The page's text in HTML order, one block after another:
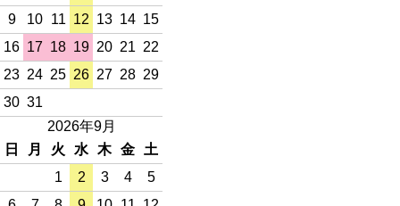
9
10 11 12 13 14 15
16 17 18 19 20 21 22
23 24 25 26 27 28 29
30 31
2026年9月
日
月 火 水 木 金
土
1
2 3 4
5